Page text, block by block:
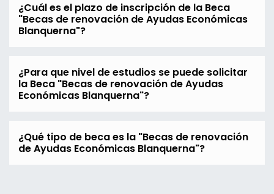
¿Cuál es el plazo de inscripción de la Beca
"Becas de renovación de Ayudas Económicas
Blanquerna"?
¿Para que nivel de estudios se puede solicitar
la Beca "Becas de renovación de Ayudas
Económicas Blanquerna"?
¿Qué tipo de beca es la "Becas de renovación
de Ayudas Económicas Blanquerna"?